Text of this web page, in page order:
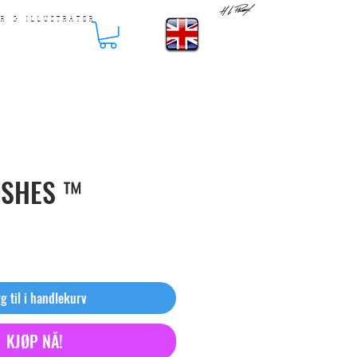
R & I L L U S T R A T Ø R
™
til i handlekurv
KJØP NÅ!